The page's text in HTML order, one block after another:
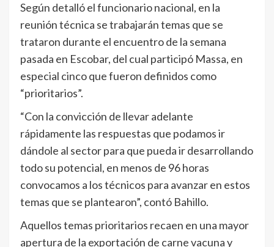
Según detalló el funcionario nacional, en la
reunión técnica se trabajarán temas que se
trataron durante el encuentro de la semana
pasada en Escobar, del cual participó Massa, en
especial cinco que fueron definidos como
“prioritarios”.
“Con la convicción de llevar adelante
rápidamente las respuestas que podamos ir
dándole al sector para que pueda ir desarrollando
todo su potencial, en menos de 96 horas
convocamos a los técnicos para avanzar en estos
temas que se plantearon”, contó Bahillo.
Aquellos temas prioritarios recaen en una mayor
apertura de la exportación de carne vacuna y